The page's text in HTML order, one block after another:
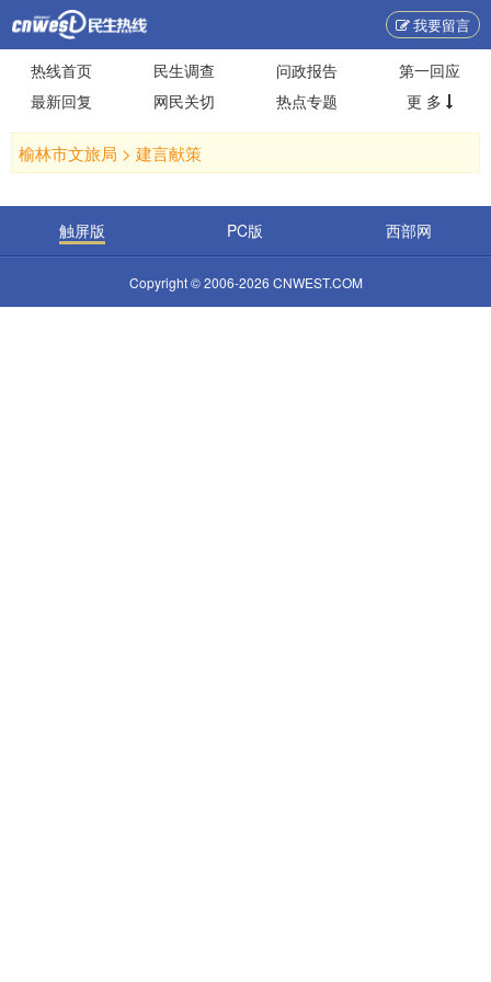
我要留言
热线首页 民生调查 问政报告
第一回应
最新回复
网民关切 热点专题 更 多
榆林市文旅局 > 建言献策
触屏版 PC版 西部网
Copyright © 2006-2026 CNWEST.COM